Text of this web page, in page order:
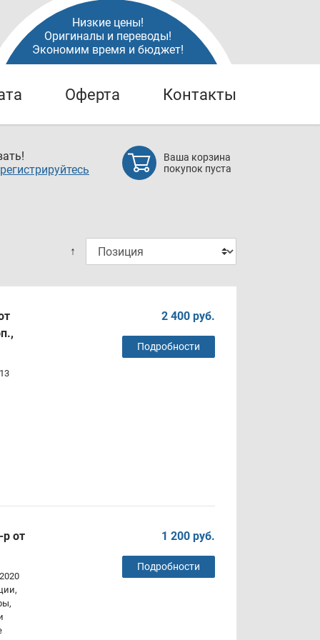
Низкие цены!
Оригиналы и переводы!
Экономим время и бюджет!
Оферта Контакты
Ваша корзина
покупок пуста
↑
2 400 руб.
Подробности
от
1 200 руб.
Подробности